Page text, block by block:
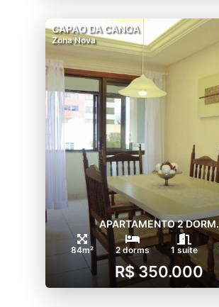
CAPAO DA CANOA
Zona Nova
APARTAMENTO 2 DORM.
84m² 2 dorms 1 suíte
R$ 350.000